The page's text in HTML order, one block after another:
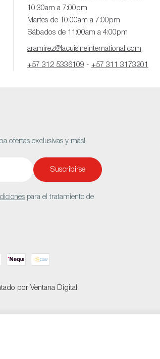
10:30am a 7:00pm
Martes de 10:00am a 7:00pm
Sábados de 11:00am a 4:00pm
aramirez@lacuisineinternational.com
+57 312 5336109 - +57 311 3173201
ofertas exclusivas y más!
Suscribirse
para el tratamiento de
por Ventana Digital